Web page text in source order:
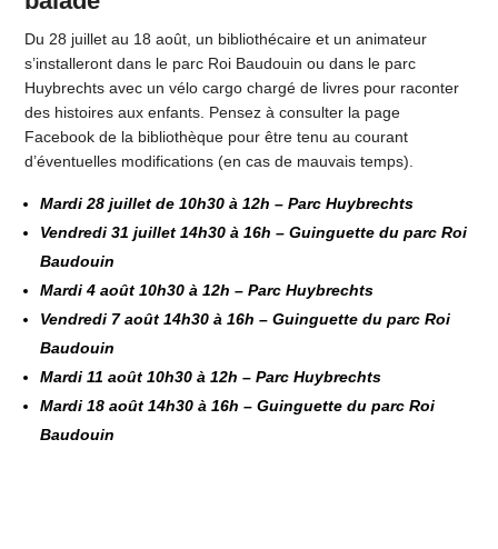
Du 28 juillet au 18 août, un bibliothécaire et un animateur
s’installeront dans le parc Roi Baudouin ou dans le parc
Huybrechts avec un vélo cargo chargé de livres pour raconter
des histoires aux enfants. Pensez à consulter la page
Facebook de la bibliothèque pour être tenu au courant
d’éventuelles modifications (en cas de mauvais temps).
Mardi 28 juillet de 10h30 à 12h – Parc Huybrechts
Vendredi 31 juillet 14h30 à 16h – Guinguette du parc Roi
Baudouin
Mardi 4 août 10h30 à 12h – Parc Huybrechts
Vendredi 7 août 14h30 à 16h – Guinguette du parc Roi
Baudouin
Mardi 11 août 10h30 à 12h – Parc Huybrechts
Mardi 18 août 14h30 à 16h – Guinguette du parc Roi
Baudouin